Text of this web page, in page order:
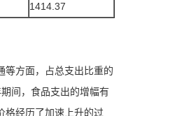
1414.37
等方面，占总支出比重的
间，食品支出的增幅有
格经历了加速上升的过